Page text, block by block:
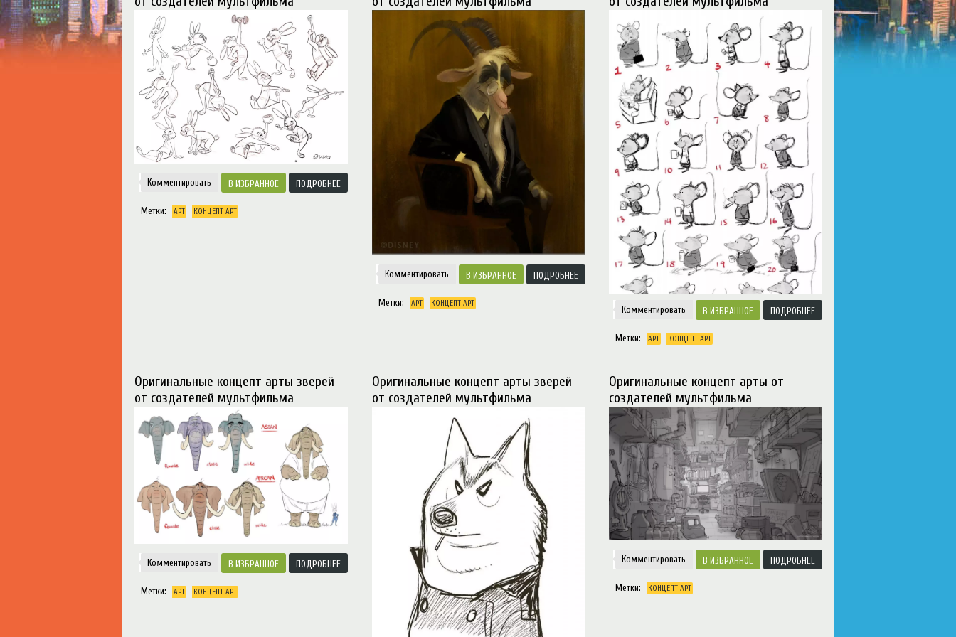
Notice : Trying to access array offset on value of type null in /var/www/ztfanru/data/www/ztfan.ru/templates/zootopiav2/html/mod_menu/default_component.php 81
Творчество
Комментировать ИЗБРАННОЕ ПОДРОБНЕЕ
Метки: АРТ КОНЦЕПТ АРТ
Комментировать ИЗБРАННОЕ ПОДРОБНЕЕ
Метки: АРТ КОНЦЕПТ АРТ
Комментировать ИЗБРАННОЕ ПОДРОБНЕЕ
Метки: АРТ КОНЦЕПТ АРТ
Оригинальные концепт арты зверей
от создателей мультфильма
Комментировать ИЗБРАННОЕ ПОДРОБНЕЕ
Метки: АРТ КОНЦЕПТ АРТ
Оригинальные концепт арты зверей
от создателей мультфильма
Оригинальные концепт арты от
создателей мультфильма
Комментировать ИЗБРАННОЕ ПОДРОБНЕЕ
Метки: КОНЦЕПТ АРТ